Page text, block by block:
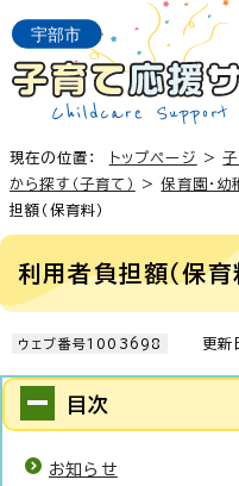
現在の位置： トップページ >
から探す（子育て）
>保育園・幼
担額（保育料）
利用者負担額（保育
ウェブ番号1003698 更新
目次
お知らせ